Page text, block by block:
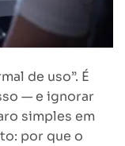
de uso”. É
— e ignorar
simples em
por que o